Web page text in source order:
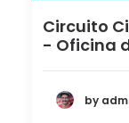
Circuito
- Oficina
by